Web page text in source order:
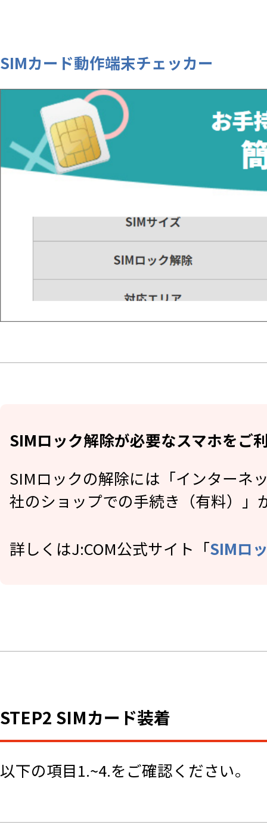
SIMカード動作端末チェッカー
SIMロック解除が必要なスマホをご
SIMロックの解除には「インターネ
社のショップでの手続き（有料）」
詳しくはJ:COM公式サイト「SIMロ
STEP2 SIMカード装着
以下の項目1.~4.をご確認ください。